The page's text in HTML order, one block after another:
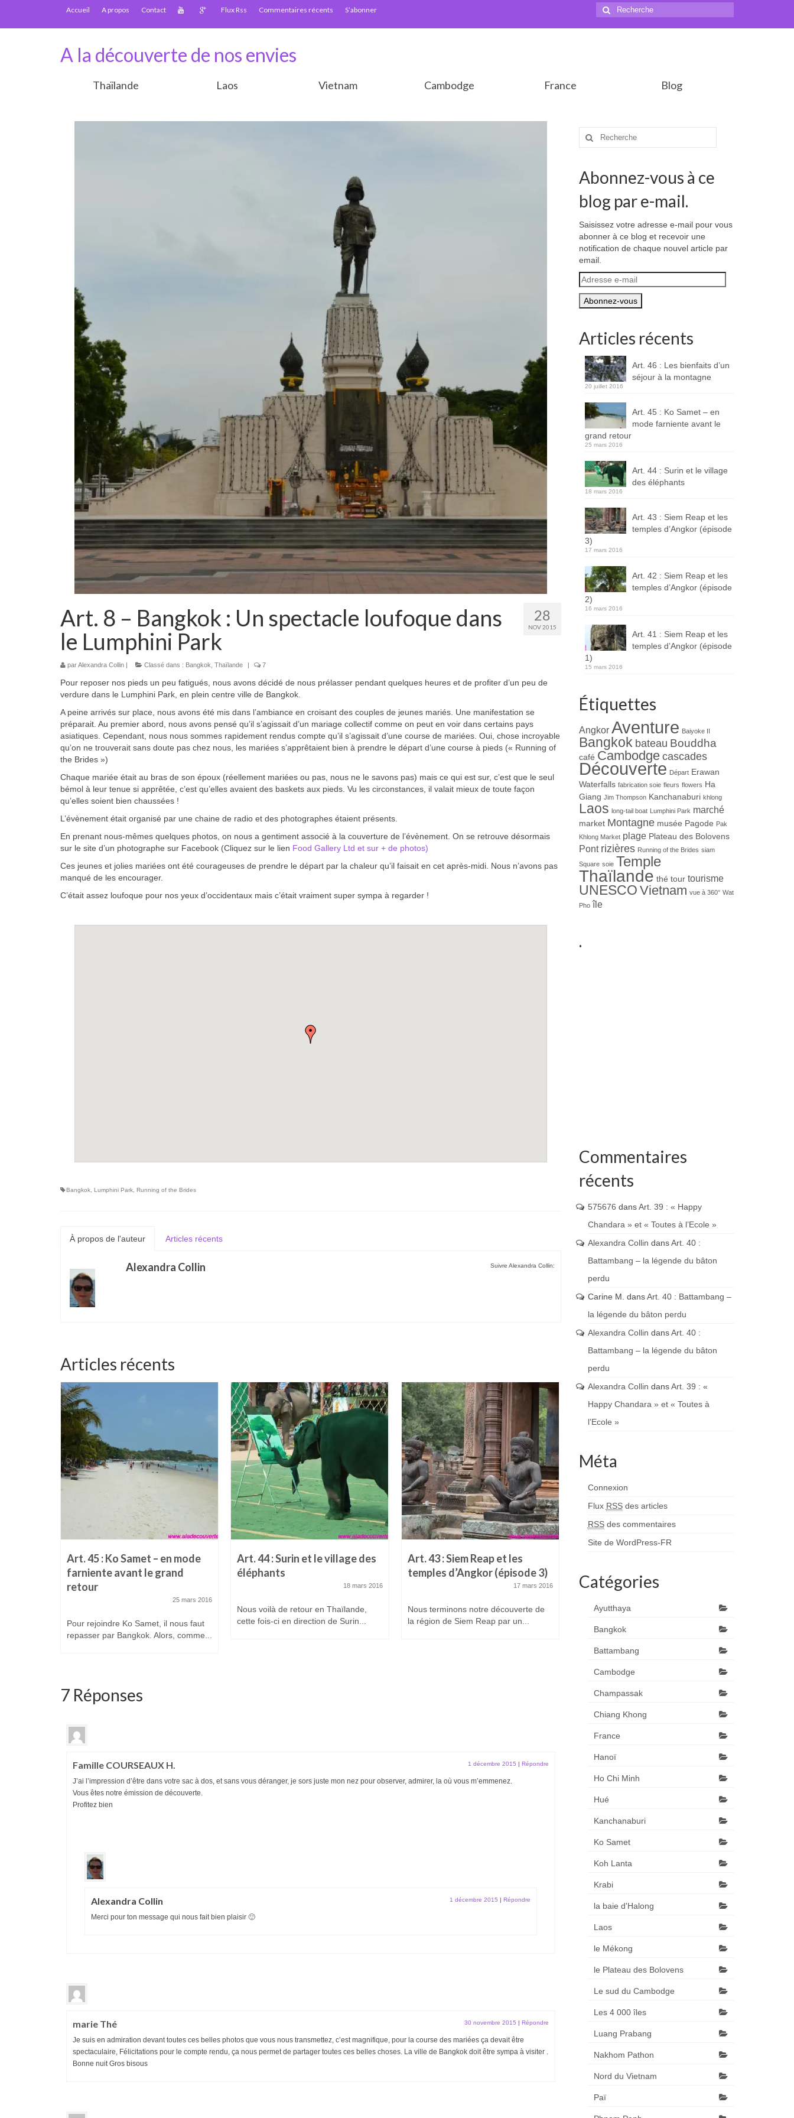
Accueil A propos Contact Flux Rss Commentaires récents S’abonner
Rechercher
:
A la découverte de nos envies
Thaïlande Laos Vietnam Cambodge France Blog
28
NOV 2015
Art. 8 – Bangkok : Un spectacle loufoque dans
le Lumphini Park
parAlexandra Collin | Classé dans : Bangkok Thaïlande | 7
Pour reposer nos pieds un peu fatigués, nous avons décidé de nous prélasser pendant quelques heures et de profiter d’un peu de
verdure dans le Lumphini Park, en plein centre ville de Bangkok.
A peine arrivés sur place, nous avons été mis dans l’ambiance en croisant des couples de jeunes mariés. Une manifestation se
préparait. Au premier abord, nous avons pensé qu’il s’agissait d’un mariage collectif comme on peut en voir dans certains pays
asiatiques. Cependant, nous nous sommes rapidement rendus compte qu’il s’agissait d’une course de mariées. Oui, chose incroyable
qu’on ne trouverait sans doute pas chez nous, les mariées s’apprêtaient bien à prendre le départ d’une course à pieds (« Running of
the Brides »)
Chaque mariée était au bras de son époux (réellement mariées ou pas, nous ne le savons pas) mais ce qui est sur, c’est que le seul
bémol à leur tenue si apprêtée, c’est qu’elles avaient des baskets aux pieds. Vu les circonstances, il valait mieux de toute façon
qu’elles soient bien chaussées !
L’évènement était organisé par une chaine de radio et des photographes étaient présents.
En prenant nous-mêmes quelques photos, on nous a gentiment associé à la couverture de l’évènement. On se retrouve désormais
sur le site d’un photographe sur Facebook (Cliquez sur le lien Food Gallery Ltd et sur + de photos)
Ces jeunes et jolies mariées ont été courageuses de prendre le départ par la chaleur qu’il faisait en cet après-midi. Nous n’avons pas
manqué de les encourager.
C’était assez loufoque pour nos yeux d’occidentaux mais c’était vraiment super sympa à regarder !
Bangkok Lumphini Park Running of the Brides
À propos de l'auteur Articles récents
Suivre Alexandra Collin:
Alexandra Collin
Articles récents
Art. 45 : Ko Samet – en mode
farniente avant le grand
retour
25 mars 2016
Pour rejoindre Ko Samet, il nous faut
repasser par Bangkok. Alors, comme...
Art. 44 : Surin et le village des
éléphants
18 mars 2016
Nous voilà de retour en Thaïlande,
cette fois-ci en direction de Surin...
Art. 43 : Siem Reap et les
temples d’Angkor (épisode 3)
17 mars 2016
Nous terminons notre découverte de
la région de Siem Reap par un...
temples d’Angkor (épisode 2)
La région de Siem Reap est riche en
7 Réponses
Famille COURSEAUX H. 1 décembre 2015 | Répondre
J’ai l’impression d’être dans votre sac à dos, et sans vous déranger, je sors juste mon nez pour observer, admirer, la où vous m’emmenez.
Vous êtes notre émission de découverte.
Profitez bien
Alexandra Collin 1 décembre 2015 | Répondre
Merci pour ton message qui nous fait bien plaisir 🙂
marie Thé 30 novembre 2015 | Répondre
Je suis en admiration devant toutes ces belles photos que vous nous transmettez, c’est magnifique, pour la course des mariées ça devait être
spectaculaire, Félicitations pour le compte rendu, ça nous permet de partager toutes ces belles choses. La ville de Bangkok doit être sympa à visiter .
Bonne nuit Gros bisous
Rechercher
Abonnez-vous à ce
blog par e-mail.
Saisissez votre adresse e-mail pour vous
abonner à ce blog et recevoir une
notification de chaque nouvel article par
email.
Adresse
e-
mail
Articles récents
Art. 46 : Les bienfaits d’un
séjour à la montagne
20 juillet 2016
Art. 45 : Ko Samet – en
mode farniente avant le
grand retour
25 mars 2016
Art. 44 : Surin et le village
des éléphants
18 mars 2016
Art. 43 : Siem Reap et les
temples d’Angkor (épisode
3)
17 mars 2016
Art. 42 : Siem Reap et les
temples d’Angkor (épisode
2)
16 mars 2016
Art. 41 : Siem Reap et les
temples d’Angkor (épisode
1)
15 mars 2016
Étiquettes
Angkor Aventure Baiyoke II
Bangkok bateau Bouddha
café Cambodge cascades
Découverte Départ Erawan
Waterfalls fabrication soie fleurs flowers Ha
Giang Jim Thompson Kanchanaburi khlong
Laos long-tail boat Lumphini Park marché
market Montagne musée Pagode Pak
Khlong Market plage Plateau des Bolovens
Pont rizières Running of the Brides siam
Square soie Temple
Thaïlande thé tour tourisme
UNESCO Vietnam vue à 360° Wat
Pho île
.
Commentaires
récents
575676 dansArt. 39 : « Happy
Chandara » et « Toutes à l’Ecole »
Alexandra Collin dansArt. 40 :
Battambang – la légende du bâton
perdu
Carine M. dansArt. 40 : Battambang –
la légende du bâton perdu
Alexandra Collin dansArt. 40 :
Battambang – la légende du bâton
perdu
Alexandra Collin dansArt. 39 : «
Happy Chandara » et « Toutes à
l’Ecole »
Méta
Connexion
Flux RSSdes articles
RSSdes commentaires
Site de WordPress-FR
Catégories
Ayutthaya
Bangkok
Battambang
Cambodge
Champassak
Chiang Khong
France
Hanoï
Ho Chi Minh
Hué
Kanchanaburi
Ko Samet
Koh Lanta
Krabi
la baie d'Halong
Laos
le Mékong
le Plateau des Bolovens
Le sud du Cambodge
Les 4 000 îles
Luang Prabang
Nakhom Pathon
Nord du Vietnam
Paï